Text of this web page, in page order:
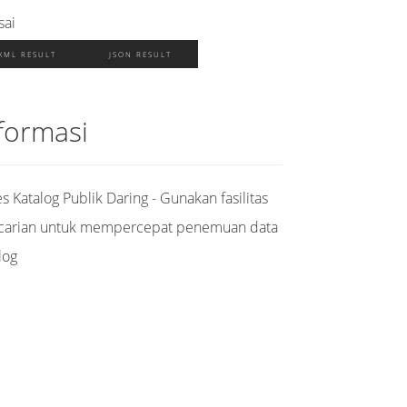
RESULT JSON RESULT
Katalog Publik Daring - Gunakan fasilitas
untuk mempercepat penemuan data